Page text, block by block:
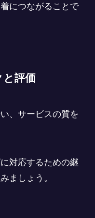
につながることで
と評価
、サービスの質を
対応するための継
ましょう。